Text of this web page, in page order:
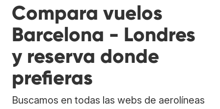
Compara vuelos
Barcelona - Londres
y reserva donde
prefieras
Buscamos en todas las webs de aerolíneas